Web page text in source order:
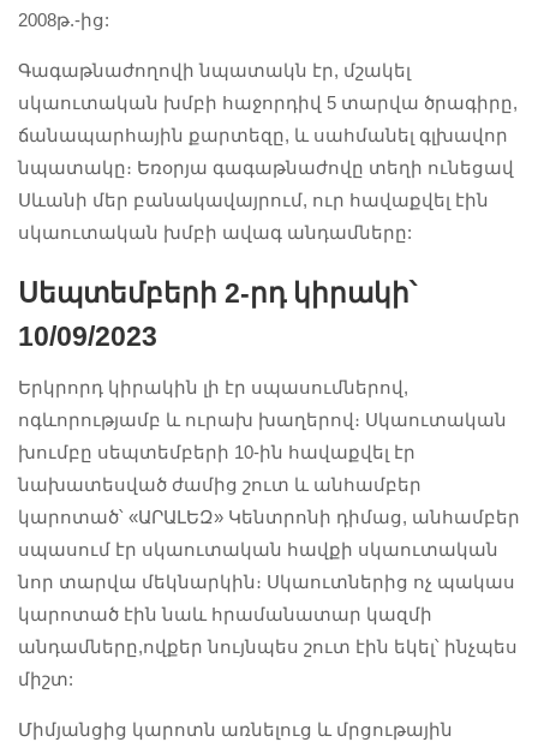
2008թ.-ից:
Գագաթնաժողովի նպատակն էր, մշակել
սկաուտական խմբի հաջորդիվ 5 տարվա ծրագիրը,
ճանապարհային քարտեզը, և սահմանել գլխավոր
նպատակը։ Եռօրյա գագաթնաժովը տեղի ունեցավ
Սևանի մեր բանակավայրում, ուր հավաքվել էին
սկաուտական խմբի ավագ անդամները:
Սեպտեմբերի 2-րդ կիրակի՝
10/09/2023
Երկրորդ կիրակին լի էր սպասումներով,
ոգևորությամբ և ուրախ խաղերով։ Սկաուտական
խումբը սեպտեմբերի 10-ին հավաքվել էր
նախատեսված ժամից շուտ և անհամբեր
կարոտած՝ «ԱՐԱԼԵԶ» Կենտրոնի դիմաց, անհամբեր
սպասում էր սկաուտական հավքի սկաուտական
նոր տարվա մեկնարկին։ Սկաուտներից ոչ պակաս
կարոտած էին նաև հրամանատար կազմի
անդամները,ովքեր նույնպես շուտ էին եկել՝ ինչպես
միշտ:
Միմյանցից կարոտն առնելուց և մրցութային